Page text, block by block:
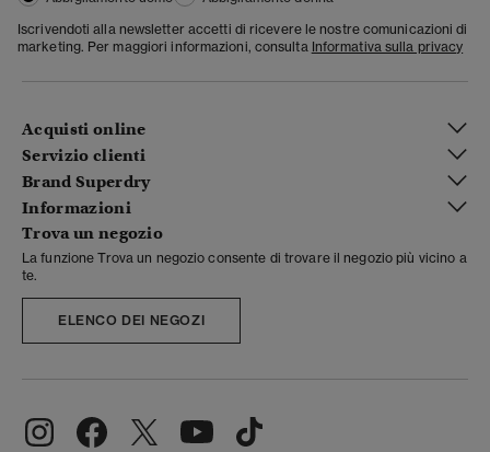
Iscrivendoti alla newsletter accetti di ricevere le nostre comunicazioni di
marketing. Per maggiori informazioni, consulta Informativa sulla privacy
Acquisti online
Servizio clienti
Brand Superdry
Informazioni
Trova un negozio
La funzione Trova un negozio consente di trovare il negozio più vicino a
te.
ELENCO DEI NEGOZI